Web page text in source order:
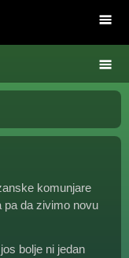
komunjare
pa da zivimo novu
bolje ni jedan